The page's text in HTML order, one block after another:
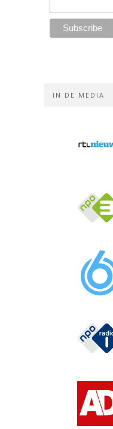
IN DE MEDIA